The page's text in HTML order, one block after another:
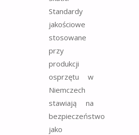
Standardy
jakościowe
stosowane
przy
produkcji
osprzętu w
Niemczech
stawiają na
bezpieczeństwo
jako